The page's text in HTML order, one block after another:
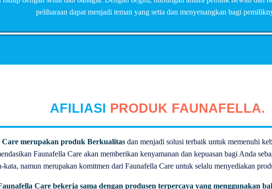
peliharaan dapat menjadi teman yang setia dan menyenangkan bagi
AFILIASI PRODUK FAUNAFELLA.
Care merupakan produk Berkualitasdan menjadi solusi terbaik untuk memenuhi
Faunafella Care akan memberikan kenyamanan dan kepuasan bagi Anda
kata, namun merupakan komitmen dari Faunafella Care untuk selalu menyediakan
Care bekerja sama dengan produsen terpercaya yang menggunakan